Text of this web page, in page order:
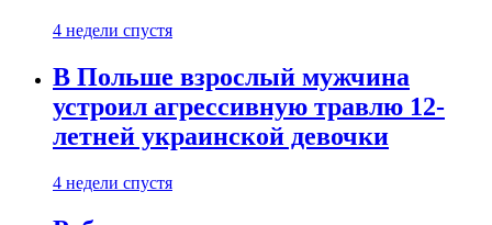
4 недели спустя
В Польше взрослый мужчина
устроил агрессивную травлю 12-
летней украинской девочки
4 недели спустя